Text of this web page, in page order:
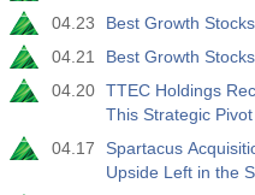
04.23
Best Growth
04.21
Best Growth
04.20 TTEC Holdings
This Strategic Pivot
04.17
Spartacus
Upside Left in the